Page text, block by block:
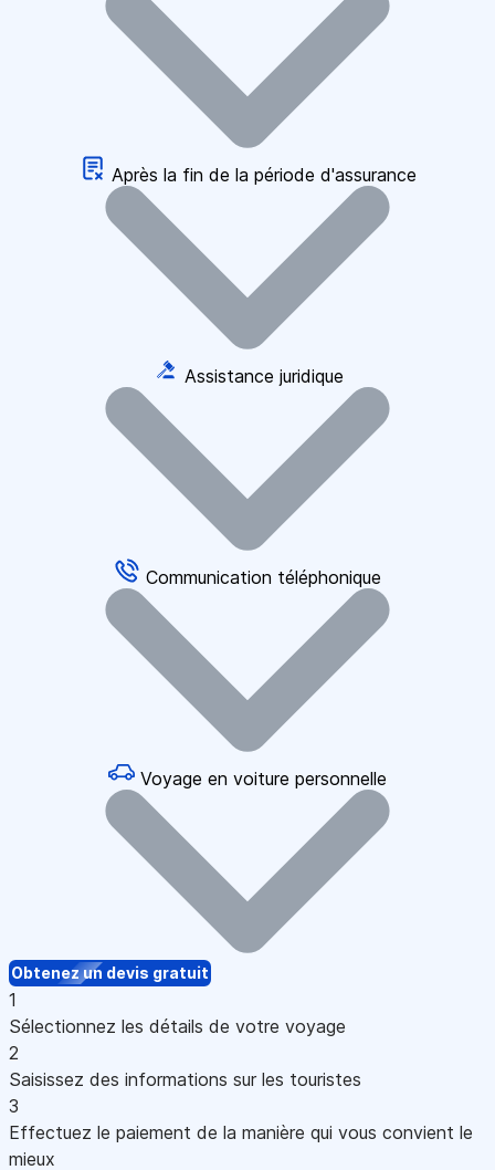
Après la fin de la période d'assurance
Assistance juridique
Communication téléphonique
Voyage en voiture personnelle
Obtenez un devis gratuit
1
Sélectionnez les détails de votre voyage
2
Saisissez des informations sur les touristes
3
Effectuez le paiement de la manière qui vous convient le
mieux